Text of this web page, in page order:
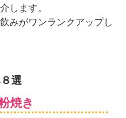
します。
みがワンランクアップし
選
焼き